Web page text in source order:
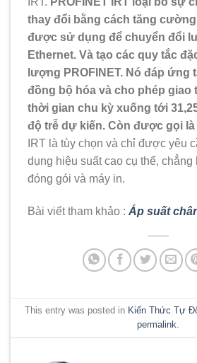
thay đổi bằng cách tăng
được sử dụng để chuyển đổi
Ethernet. Và tạo các quy tắc
lượng PROFINET. Nó đáp ứng
đồng bộ hóa và cho phép giao
thời gian chu kỳ xuống tới
độ trễ dự kiến. Còn được gọi là
IRT là tùy chọn và chỉ được yêu
dụng hiệu suất cao cụ thể,
đóng gói và máy in.
Bài viết tham khảo : Áp suất
This entry was posted in Kiến Thức Tự
permalink